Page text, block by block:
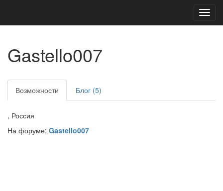
Gastello007
Возможности Блог (5)
, Россия
На форуме: Gastello007